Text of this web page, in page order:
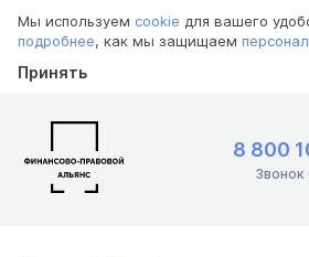
Мы используем cookie для вашего
подробнее, как мы защищаем
Принять
8 800
Звонок